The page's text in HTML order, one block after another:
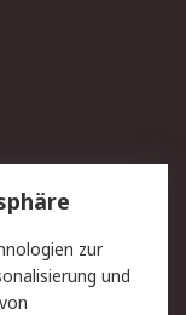
zur
und